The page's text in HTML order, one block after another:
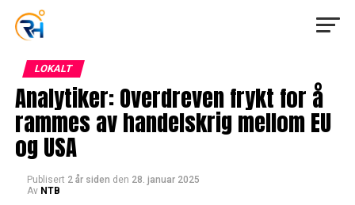
LOKALT
Analytiker: Overdreven frykt for å
rammes av handelskrig mellom EU
og USA
Publisert 2 år siden den 28. januar 2025
Av NTB